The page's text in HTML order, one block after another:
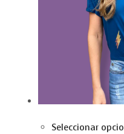
Seleccionar